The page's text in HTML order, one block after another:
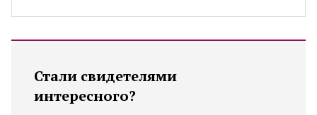
Стали свидетелями
интересного?